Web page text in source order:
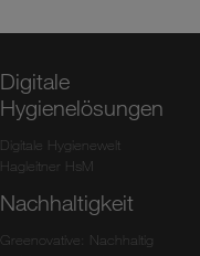
Digitale
Hygienelösungen
Digitale Hygienewelt
Hagleitner HsM
Nachhaltigkeit
Greenovative: Nachhaltig